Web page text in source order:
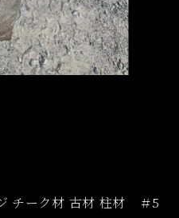
チーク材 古材 柱材 ＃5